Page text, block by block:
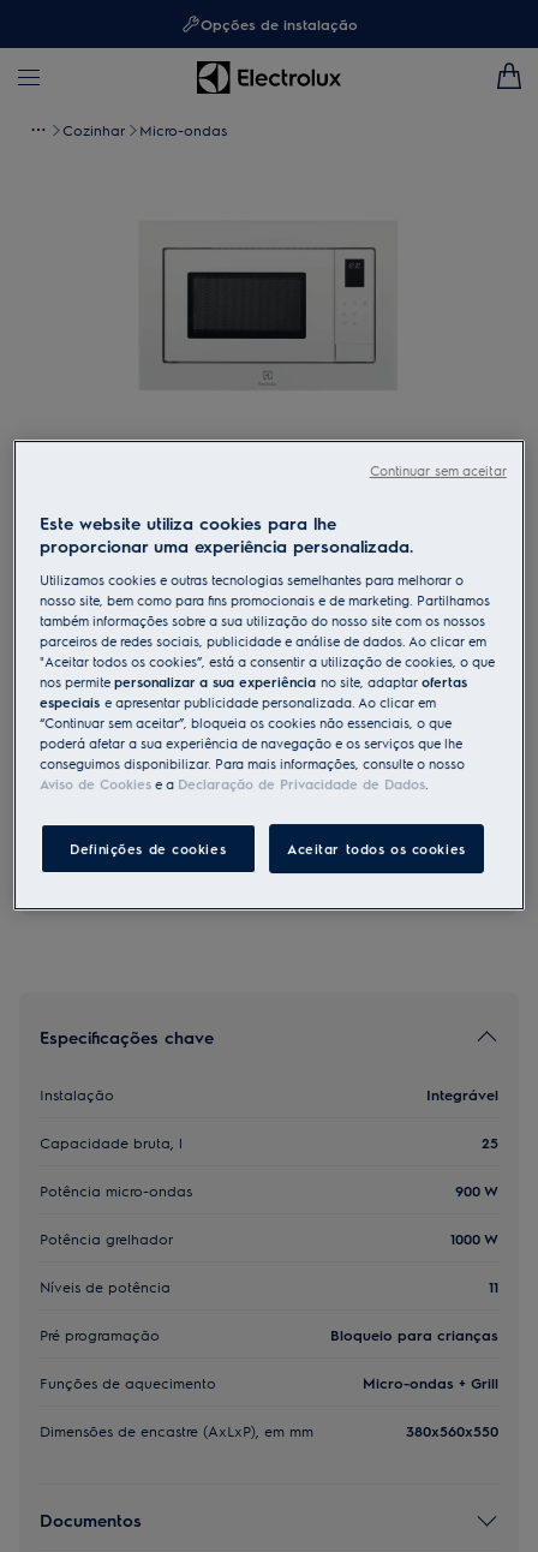
Opções de instalação
Cozinhar Micro-ondas
Micro-ondas de 900 W W com
função micro-ondas e grill
Benefícios
Grelhador e micro-ondas para resultados rápidos.
O grelhador integrado permite-lhe cozinhar várias receitas no micro-
ondas
Para cozinhar, reaquecer ou descongelar
As instruções e avisos de segurança de acordo com o
Especificações chave
Instalação Integrável
Capacidade bruta, l 25
Potência micro-ondas 900 W
Potência grelhador 1000 W
Níveis de potência 11
Pré programação Bloqueio para crianças
Funções de aquecimento Micro-ondas + Grill
Dimensões de encastre (AxLxP), em mm 380x560x550
Documentos
Este website utiliza cookies para lhe
proporcionar uma experiência personalizada.
Utilizamos cookies e outras tecnologias semelhantes para melhorar o
nosso site, bem como para fins promocionais e de marketing. Partilhamos
também informações sobre a sua utilização do nosso site com os nossos
parceiros de redes sociais, publicidade e análise de dados. Ao clicar em
"Aceitar todos os cookies”, está a consentir a utilização de cookies, o que
nos permitepersonalizar a sua experiênciano site, adaptarofertas
especiaise apresentar publicidade personalizada. Ao clicar em
“Continuar sem aceitar”, bloqueia os cookies não essenciais, o que
poderá afetar a sua experiência de navegação e os serviços que lhe
conseguimos disponibilizar. Para mais informações, consulte o nosso
Aviso de Cookies e a Declaração de Privacidade de Dados.
Definições de cookies Aceitar todos os cookies
Continuar sem aceitar